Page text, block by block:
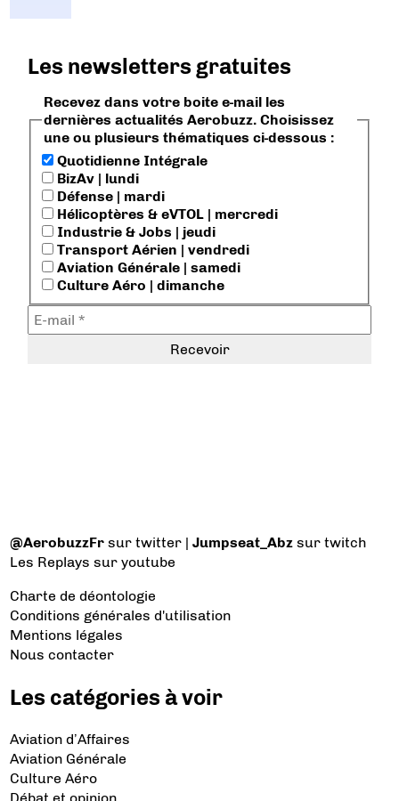
Les newsletters gratuites
Recevez dans votre boite e-mail les
dernières actualités Aerobuzz. Choisissez
une ou plusieurs thématiques ci-dessous :
Quotidienne Intégrale
BizAv | lundi
Défense | mardi
Hélicoptères & eVTOL | mercredi
Industrie & Jobs | jeudi
Transport Aérien | vendredi
Aviation Générale | samedi
Culture Aéro | dimanche
@AerobuzzFr sur twitter |Jumpseat_Abz sur twitch
Les Replays sur youtube
Charte de déontologie
Conditions générales d'utilisation
Mentions légales
Nous contacter
Les catégories à voir
Aviation d’Affaires
Aviation Générale
Culture Aéro